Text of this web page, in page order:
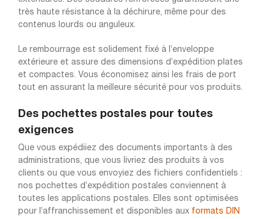
très haute résistance à la déchirure, même pour des
contenus lourds ou anguleux.
Le rembourrage est solidement fixé à l’enveloppe
extérieure et assure des dimensions d’expédition plates
et compactes. Vous économisez ainsi les frais de port
tout en assurant la meilleure sécurité pour vos produits.
Des pochettes postales pour toutes
exigences
Que vous expédiiez des documents importants à des
administrations, que vous livriez des produits à vos
clients ou que vous envoyiez des fichiers confidentiels :
nos pochettes d’expédition postales conviennent à
toutes les applications postales. Elles sont optimisées
pour l’affranchissement et disponibles aux formats DIN